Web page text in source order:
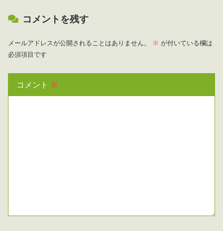
コメントを残す
メールアドレスが公開されることはありません。 ※ が付いている欄は
必須項目です
コメント ※